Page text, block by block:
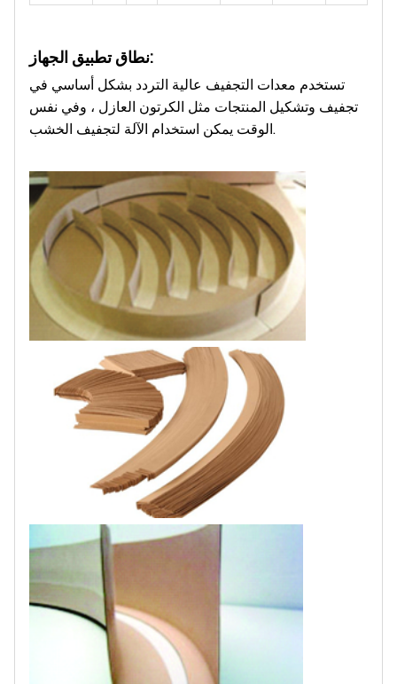
نطاق تطبيق الجهاز:
تستخدم معدات التجفيف عالية التردد بشكل أساسي في
تجفيف وتشكيل المنتجات مثل الكرتون العازل ، وفي نفس
الوقت يمكن استخدام الآلة لتجفيف الخشب.